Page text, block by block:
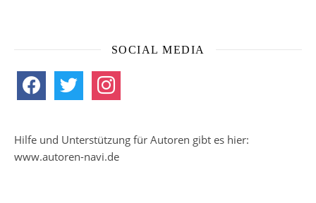
SOCIAL MEDIA
facebook twitter instagram
Hilfe und Unterstützung für Autoren gibt es hier:
www.autoren-navi.de